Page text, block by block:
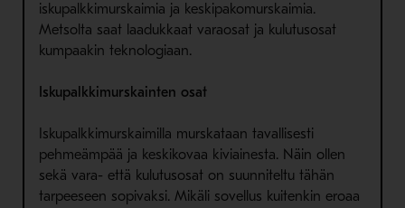
iskupalkkimurskaimia ja keskipakomurskaimia.
Metsolta saat laadukkaat varaosat ja kulutusosat
kumpaakin teknologiaan.
Iskupalkkimurskainten osat
Iskupalkkimurskaimilla murskataan tavallisesti
pehmeämpää ja keskikovaa kiviainesta. Näin ollen
sekä vara- että kulutusosat on suunniteltu tähän
tarpeeseen sopivaksi. Mikäli sovellus kuitenkin eroaa